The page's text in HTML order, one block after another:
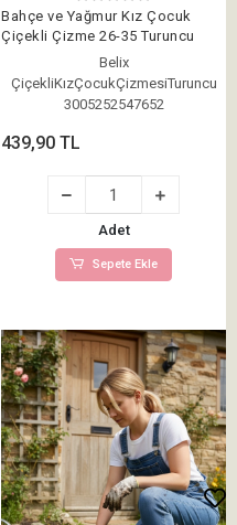
Bahçe ve Yağmur Kız Çocuk
Çiçekli Çizme 26-35 Turuncu
Belix
ÇiçekliKızÇocukÇizmesiTuruncu
3005252547652
439,90 TL
Adet
Sepete Ekle